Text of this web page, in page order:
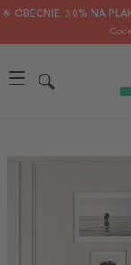
🌟 OBECNIE: 30% NA